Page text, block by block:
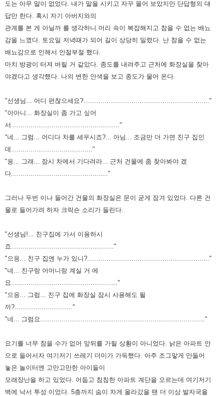
도는 아무 말이 없었다. 내가 말을 시키고 자꾸 물어 보았지만 단답형의 대
답만 한다. 혹시 자기 아버지와의
관계를 본 게 아닐까 를 생각하니 머리 속이 복잡해지고 참을 수 없는 배뇨
감을 느꼈다.
토요일 저녁때가 되어 길이 상당히 밀렸다. 난 참을 수 없는
배뇨감으로 인해서 안절부절 했다.
마치 방광이 터져 버릴 거 같았다. 종도를 내려주고 근처에 화장실을 찾아
야겠다고 생각했다. 나의 변한 안색을 보고 종도가 물어 온다.
"선생님... 어디 편찮으세요?................................................................. "
"아아니... 화장실이 좀 가고 싶어
서........................................................ "
"네... 그럼... 어디다 차를 세우시죠?... 아님... 조금만 더 가면 친구 집인
데.......................................... "
"응... 그래... 잠시 차에서 기다려라... 근처 건물에 좀 찾아봐야 겠
다.................................................."
그러나 두번 이나 들어간 건물의 화장실은 문이 굳게 잠겨 있었다. 다른 건
물로 들어가려 하자 크락숀 소리가 들린다.
"선생님!... 친구집에 가서 이용하시
죠....................................................."
"으응... 친구 집엔 누가 있니?..............................................................."
"네... 친구랑 어머니랑 계실 거 에
요......................................................."
"으응... 그럼... 친구 집에 화장실 잠시 사용해도 될
까?.............................."
"네... 그럼요..................................................................................... "
요기를 너무 참을 수가 없어 앞뒤를 가릴 상황이 아니었다. 낡은 아파트 안
으로 들어서자 여기저기 쓰레기 더미가 가득했다. 아주 조그맣게 만들어
놓은 놀이터엔 고만고만한 아이들이
모래장난을 하고 있었다. 어둡고 침침한 아파트 계단을 오르는데 여기저기
벽에 낙서 투성 이었다. 5층까지 숨이 차게 올라갔을 땐 더 이상 발자국을